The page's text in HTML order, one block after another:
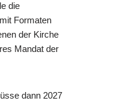
die
Formaten
der Kirche
Mandat der
dann 2027